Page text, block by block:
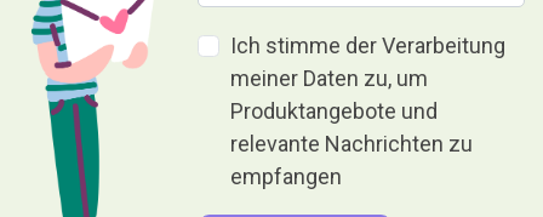
Ich stimme der Verarbeitung
meiner Daten zu, um
Produktangebote und
relevante Nachrichten zu
empfangen